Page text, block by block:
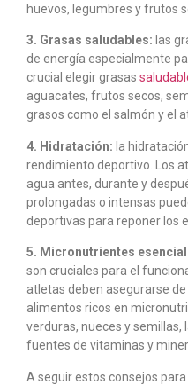
huevos, legumbres y frutos
3. Grasas saludables: las
de energía especialmente
crucial elegir grasas
aguacates, frutos secos,
grasos como el salmón y el
4. Hidratación: la
rendimiento deportivo. Los
agua antes, durante y
prolongadas o intensas
deportivas para reponer los
5. Micronutrientes
son cruciales para el
atletas deben asegurarse
alimentos ricos en
verduras, nueces y semillas,
fuentes de vitaminas y
A seguir estos consejos